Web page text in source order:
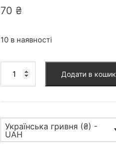
70 ₴
10 в наявності
для
(S-
941)
кількість
Додати в кошик
Українська гривня (₴) -
UAH